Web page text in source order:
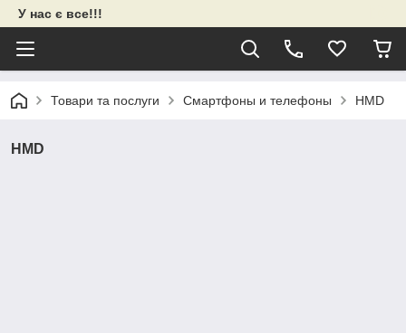
У нас є все!!!
Товари та послуги Смартфоны и телефоны HMD
HMD